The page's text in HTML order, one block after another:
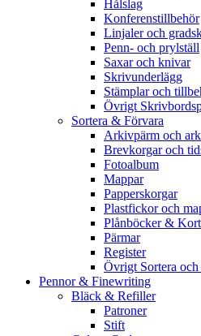
Hålslag
Konferenstillbehör
Linjaler och
Penn- och prylställ
Saxar och knivar
Skrivunderlägg
Stämplar och
Övrigt
Sortera & Förvara
Arkivpärm och
Brevkorgar och
Fotoalbum
Mappar
Papperskorgar
Plastfickor och
Plånböcker &
Pärmar
Register
Övrigt Sortera och
Pennor & Finewriting
Bläck & Refiller
Patroner
Stift